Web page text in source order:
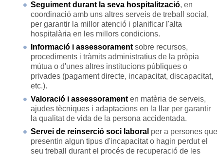
Seguiment durant la seva hospitalització, en
coordinació amb uns altres serveis de treball social,
per garantir la millor atenció i planificar l'alta
hospitalària en les millors condicions.
Informació i assessoramentsobre recursos,
procediments i tràmits administratius de la pròpia
mútua o d'unes altres institucions públiques o
privades (pagament directe, incapacitat, discapacitat,
etc.).
Valoració i assessoramenten matèria de serveis,
ajudes tècniques i adaptacions en la llar per garantir
la qualitat de vida de la persona accidentada.
Servei de reinserció soci laboral per a persones que
presentin algun tipus d'incapacitat o hagin perdut el
seu treball durant el procés de recuperació de les